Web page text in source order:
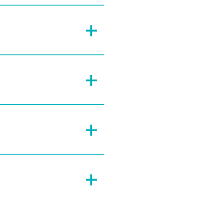
+
+
+
+